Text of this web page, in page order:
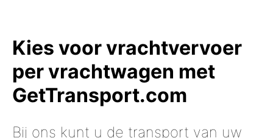
Kies voor vrachtvervoer
per vrachtwagen met
GetTransport.com
Bij ons kunt u de transport van uw